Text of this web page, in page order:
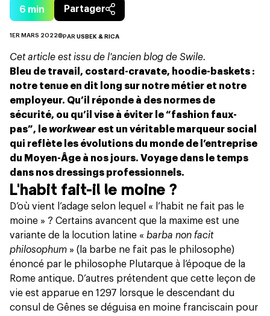
6 min Partager
1ER MARS 2022 PAR USBEK & RICA
Cet article est issu de l'ancien blog de Swile.
Bleu de travail, costard-cravate, hoodie-baskets :
notre tenue en dit long sur notre métier et notre
employeur. Qu’il réponde à des normes de
sécurité, ou qu’il vise à éviter le “fashion faux-
pas”, leworkwear est un véritable marqueur social
qui reflète les évolutions du monde de l’entreprise
du Moyen-Âge à nos jours. Voyage dans le temps
dans nos dressings professionnels.
L'habit fait-il le moine ?
D’où vient l’adage selon lequel « l’habit ne fait pas le
moine » ? Certains avancent que la maxime est une
variante de la locution latine « barba non facit
philosophum » (la barbe ne fait pas le philosophe)
énoncé par le philosophe Plutarque à l’époque de la
Rome antique. D’autres prétendent que cette leçon de
vie est apparue en 1297 lorsque le descendant du
consul de Gênes se déguisa en moine franciscain pour